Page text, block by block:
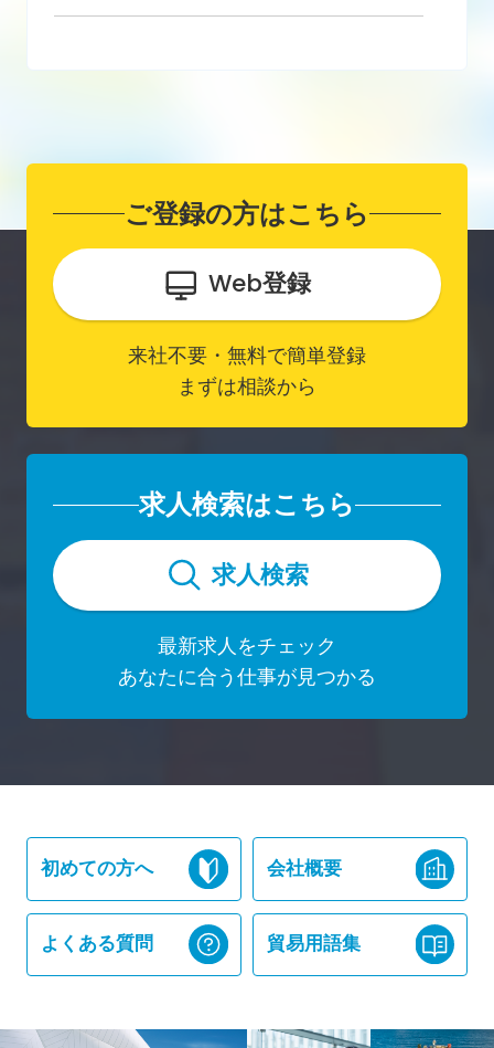
ご登録の方はこちら
Web登録
来社不要・無料で簡単登録
まずは相談から
求人検索はこちら
求人検索
最新求人をチェック
あなたに合う仕事が見つかる
初めての方へ 会社概要
よくある質問 貿易用語集